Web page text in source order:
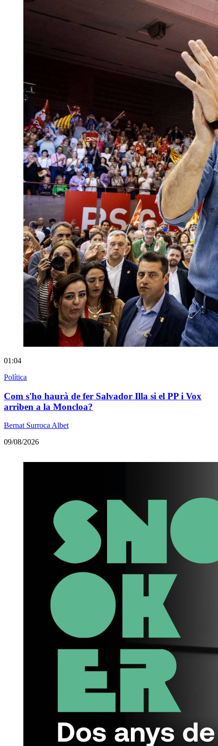
01:04
Política
Com s'ho haurà de fer Salvador Illa si el PP i Vox
arriben a la Moncloa?
Bernat Surroca Albet
09/08/2026